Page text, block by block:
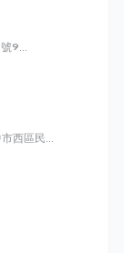
9
西區民龍